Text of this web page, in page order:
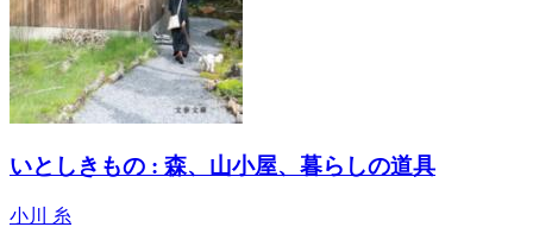
いとしきもの : 森、山小屋、暮らしの道具
小川 糸